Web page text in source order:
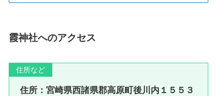
霞神社へのアクセス
住所など
住所：宮崎県西諸県郡高原町後川内１５５３